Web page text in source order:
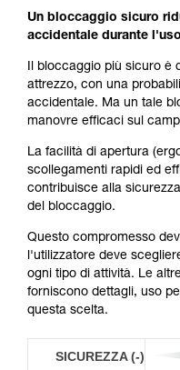
Un bloccaggio sicuro
accidentale durante
Il bloccaggio più sicuro è
attrezzo, con una
accidentale. Ma un tale
manovre efficaci sul
La facilità di apertura
scollegamenti rapidi ed
contribuisce alla
del bloccaggio.
Questo compromesso
l'utilizzatore deve
ogni tipo di attività. Le
forniscono dettagli, uso
questa scelta.
SICUREZZA (-)